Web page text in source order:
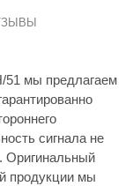
51 мы предлагаем
сигнала не
Оригинальный
продукции мы